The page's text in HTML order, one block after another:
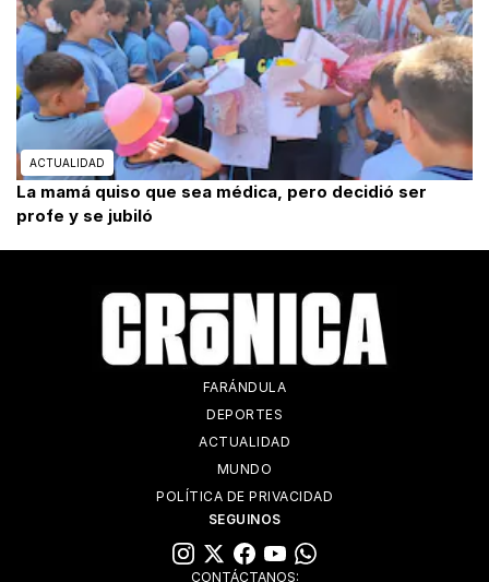
ACTUALIDAD
La mamá quiso que sea médica, pero decidió ser
profe y se jubiló
FARÁNDULA
DEPORTES
ACTUALIDAD
MUNDO
POLÍTICA DE PRIVACIDAD
SEGUINOS
CONTÁCTANOS: